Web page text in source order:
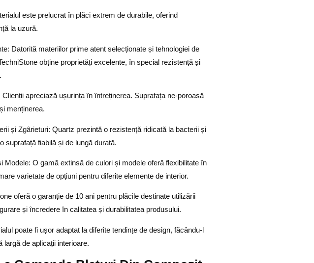
este prelucrat în plăci extrem de durabile, oferind
la uzură.
Datorită materiilor prime atent selecționate și tehnologiei de
obține proprietăți excelente, în special rezistență și
apreciază ușurința în întreținerea. Suprafața ne-poroasă
menținerea.
și Zgârieturi: Quartz prezintă o rezistență ridicată la bacterii și
suprafață fiabilă și de lungă durată.
Modele: O gamă extinsă de culori și modele oferă flexibilitate în
varietate de opțiuni pentru diferite elemente de interior.
oferă o garanție de 10 ani pentru plăcile destinate utilizării
și încredere în calitatea și durabilitatea produsului.
poate fi ușor adaptat la diferite tendințe de design, făcându-l
largă de aplicații interioare.